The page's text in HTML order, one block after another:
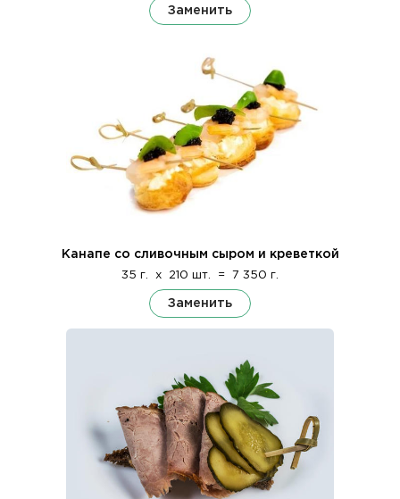
Заменить
Канапе со сливочным сыром и креветкой
35 г. x 210 шт. = 7 350 г.
Заменить